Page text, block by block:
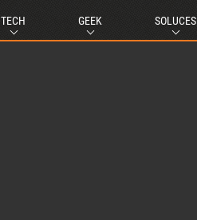
TECH GEEK SOLUCES